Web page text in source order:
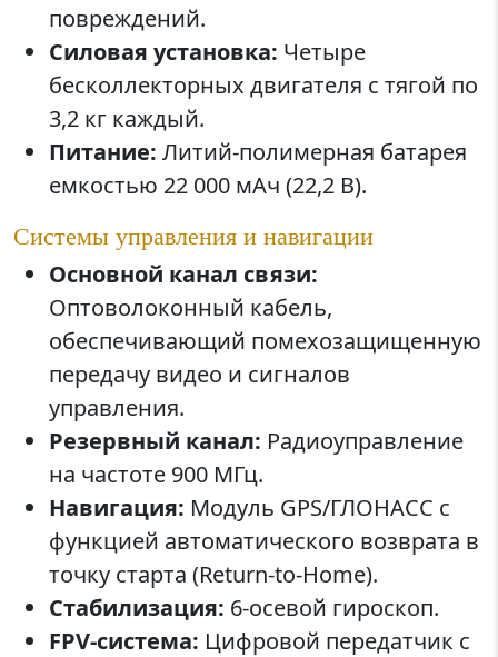
повреждений.
Силовая установка: Четыре
бесколлекторных двигателя с тягой по
3,2 кг каждый.
Питание: Литий-полимерная батарея
емкостью 22 000 мАч (22,2 В).
Системы управления и навигации
Основной канал связи:
Оптоволоконный кабель,
обеспечивающий помехозащищенную
передачу видео и сигналов
управления.
Резервный канал: Радиоуправление
на частоте 900 МГц.
Навигация: Модуль GPS/ГЛОНАСС с
функцией автоматического возврата в
точку старта (Return-to-Home).
Стабилизация: 6-осевой гироскоп.
FPV-система: Цифровой передатчик с